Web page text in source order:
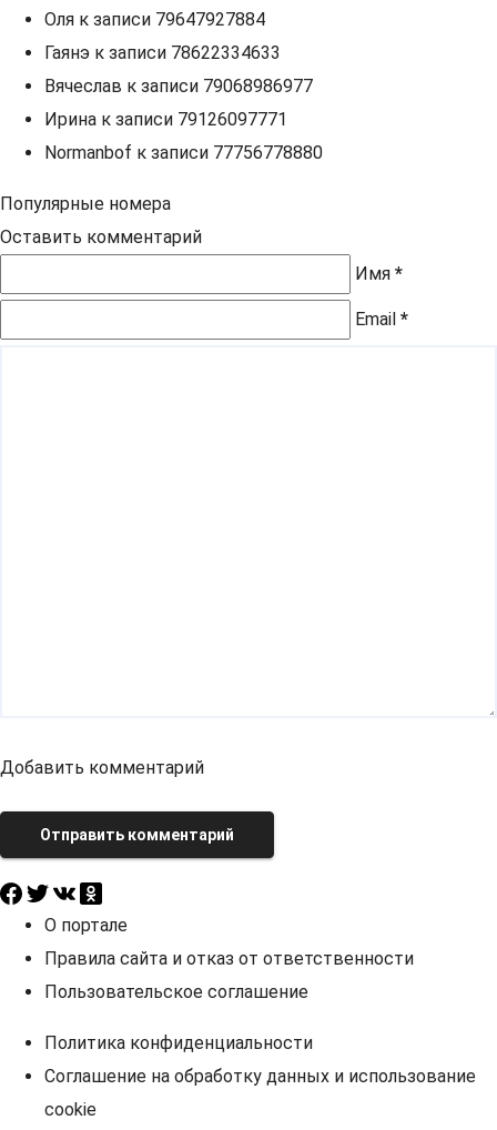
Оля к записи 79647927884
Гаянэ к записи 78622334633
Вячеслав к записи 79068986977
Ирина к записи 79126097771
Normanbof к записи 77756778880
Популярные номера
Оставить комментарий
Имя *
Email *
Добавить комментарий
Отправить комментарий
О портале
Правила сайта и отказ от ответственности
Пользовательское соглашение
Политика конфиденциальности
Соглашение на обработку данных и использование
cookie